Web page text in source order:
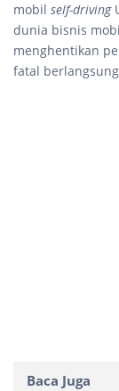
mobil self-driving
dunia bisnis
menghentikan
fatal
Baca Juga